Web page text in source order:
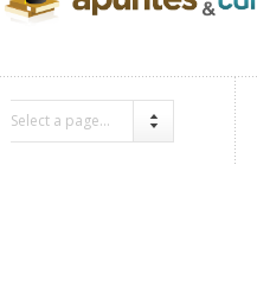
Select a page...